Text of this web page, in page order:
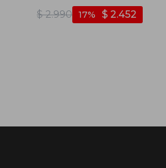
$ 2.990 $ 2.452
17